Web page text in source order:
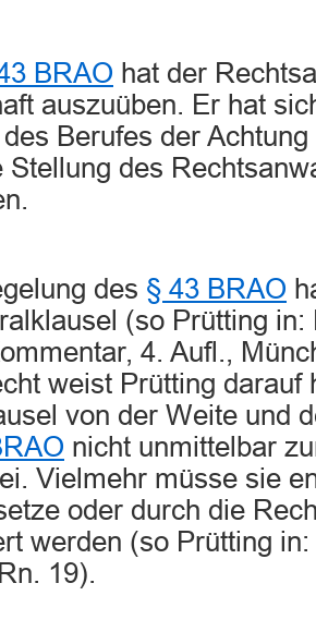
BRAO hat der
auszuüben. Er hat
Berufes der
Stellung des
des § 43 BRAO
(so Prütting
4. Aufl.,
weist Prütting darauf
von der Weite und
nicht unmittelbar
Vielmehr müsse sie
oder durch die
werden (so Prütting
Rn. 19).